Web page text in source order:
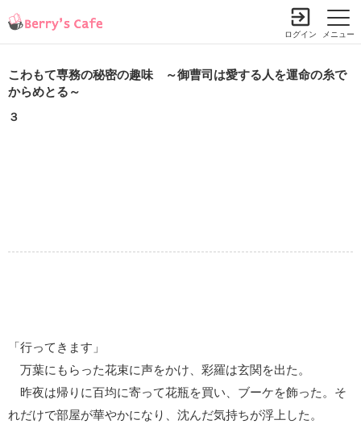
メニュー
ログイン
こわもて専務の秘密の趣味 ～御曹司は愛する人を運命の糸で
からめとる～
３
「行ってきます」
万葉にもらった花束に声をかけ、彩羅は玄関を出た。
昨夜は帰りに百均に寄って花瓶を買い、ブーケを飾った。そ
れだけで部屋が華やかになり、沈んだ気持ちが浮上した。